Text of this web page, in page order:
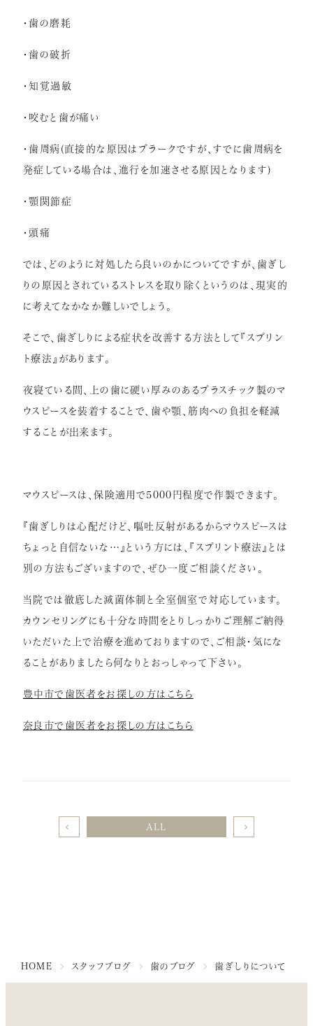
・歯の磨耗
・歯の破折
・知覚過敏
・咬むと歯が痛い
・歯周病(直接的な原因はプラークですが、すでに歯周病を
発症している場合は、進行を加速させる原因となります)
・顎関節症
・頭痛
では、どのように対処したら良いのかについてですが、歯ぎし
りの原因とされているストレスを取り除くというのは、現実的
に考えてなかなか難しいでしょう。
そこで、歯ぎしりによる症状を改善する方法として『スプリン
ト療法』があります。
夜寝ている間、上の歯に硬い厚みのあるプラスチック製のマ
ウスピースを装着することで、歯や顎、筋肉への負担を軽減
することが出来ます。
マウスピースは、保険適用で5000円程度で作製できます。
『歯ぎしりは心配だけど、嘔吐反射があるからマウスピースは
ちょっと自信ないな … 』という方には、『スプリント療法』とは
別の方法もございますので、ぜひ一度ご相談ください。
当院では徹底した滅菌体制と全室個室で対応しています。
カウンセリングにも十分な時間をとりしっかりご理解ご納得
いただいた上で治療を進めておりますので、ご相談・気にな
ることがありましたら何なりとおっしゃって下さい。
豊中市で歯医者をお探しの方はこちら
奈良市で歯医者をお探しの方はこちら
ALL
HOME スタッフブログ 歯のブログ 歯ぎしりについて